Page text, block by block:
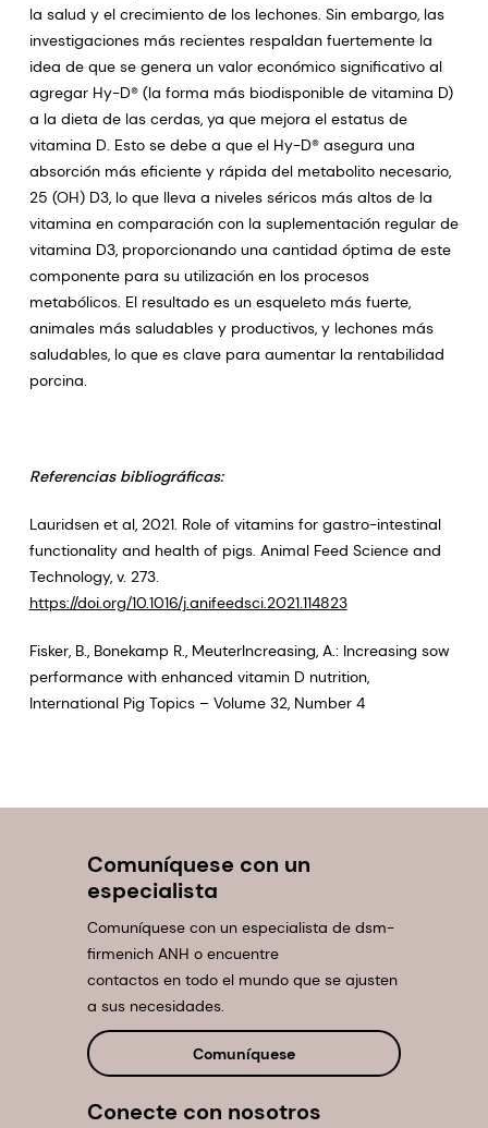
la salud y el crecimiento de los lechones. Sin embargo, las
investigaciones más recientes respaldan fuertemente la
idea de que se genera un valor económico significativo al
agregar Hy-D® (la forma más biodisponible de vitamina D)
a la dieta de las cerdas, ya que mejora el estatus de
vitamina D. Esto se debe a que el Hy-D® asegura una
absorción más eficiente y rápida del metabolito necesario,
25 (OH) D3, lo que lleva a niveles séricos más altos de la
vitamina en comparación con la suplementación regular de
vitamina D3, proporcionando una cantidad óptima de este
componente para su utilización en los procesos
metabólicos. El resultado es un esqueleto más fuerte,
animales más saludables y productivos, y lechones más
saludables, lo que es clave para aumentar la rentabilidad
porcina.
Referencias bibliográficas:
Lauridsen et al, 2021. Role of vitamins for gastro-intestinal
functionality and health of pigs. Animal Feed Science and
Technology, v. 273.
https://doi.org/10.1016/j.anifeedsci.2021.114823
Fisker, B., Bonekamp R., MeuterIncreasing, A.: Increasing sow
performance with enhanced vitamin D nutrition,
International Pig Topics – Volume 32, Number 4
Comuníquese con un
especialista
Comuníquese con un especialista de dsm-
firmenich ANH o encuentre
contactos en todo el mundo que se ajusten
a sus necesidades.
Comuníquese
Conecte con nosotros